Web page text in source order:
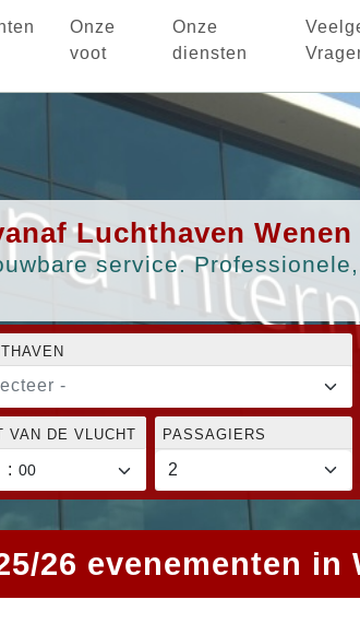
Onze
voot
Onze
diensten
Luchthaven Wenen
service.
-
VAN DE VLUCHT
:
PASSAGIERS
26 evenementen in